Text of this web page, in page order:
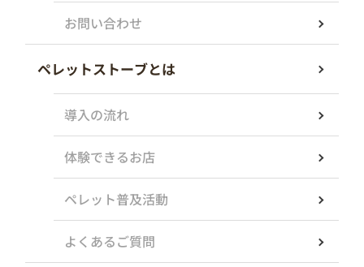
お問い合わせ
ペレットストーブとは
導入の流れ
体験できるお店
ペレット普及活動
よくあるご質問